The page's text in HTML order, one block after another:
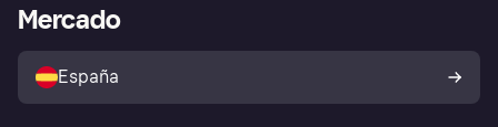
Directorio de tiendas
Política de protección al
comprador de Klarna
Reclamaciones
Acceso empresas
Mercado
España